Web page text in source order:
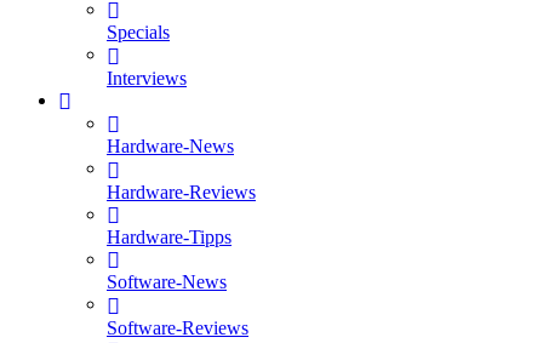
Specials
Interviews
Hardware-News
Hardware-Reviews
Hardware-Tipps
Software-News
Software-Reviews